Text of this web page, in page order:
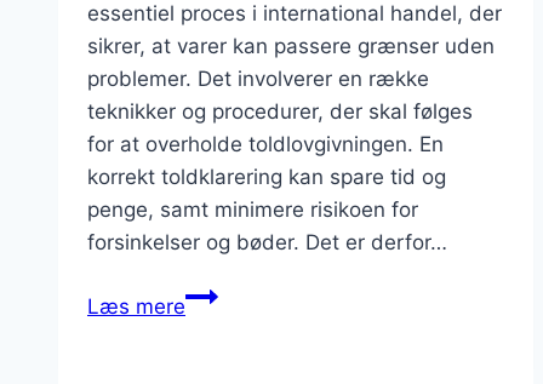
essentiel proces i international handel, der
sikrer, at varer kan passere grænser uden
problemer. Det involverer en række
teknikker og procedurer, der skal følges
for at overholde toldlovgivningen. En
korrekt toldklarering kan spare tid og
penge, samt minimere risikoen for
forsinkelser og bøder. Det er derfor…
Læs mereToldklareringsteknikker